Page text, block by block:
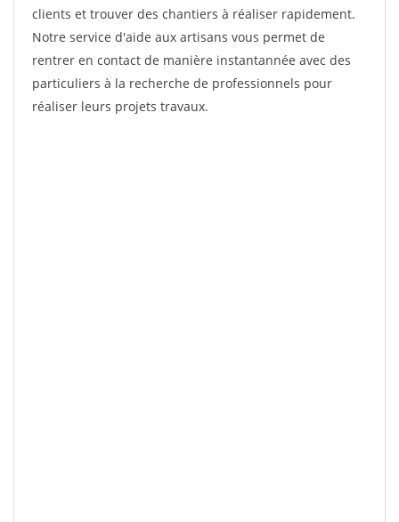
clients et trouver des chantiers à réaliser rapidement.
Notre service d'aide aux artisans vous permet de
rentrer en contact de manière instantannée avec des
particuliers à la recherche de professionnels pour
réaliser leurs projets travaux.